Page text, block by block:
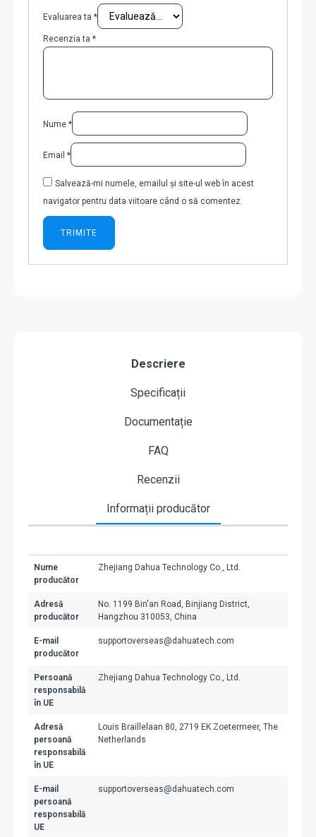
Evaluarea ta *
Recenzia ta *
Nume *
Email *
Salvează-mi numele, emailul și site-ul web în acest
navigator pentru data viitoare când o să comentez.
Descriere
Specificații
Documentație
FAQ
Recenzii
Informații producător
Nume
producător
Zhejiang Dahua Technology Co., Ltd.
Adresă
producător
No. 1199 Bin'an Road, Binjiang District,
Hangzhou 310053, China
E-mail
producător
supportoverseas@dahuatech.com
Persoană
responsabilă
în UE
Zhejiang Dahua Technology Co., Ltd.
Adresă
persoană
responsabilă
în UE
Louis Braillelaan 80, 2719 EK Zoetermeer, The
Netherlands
E-mail
persoană
responsabilă
UE
supportoverseas@dahuatech.com